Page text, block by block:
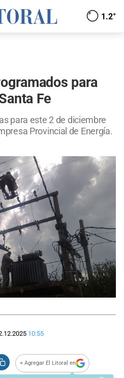
1.2°
para
Fe
para este 2 de diciembre
Provincial de Energía.
10:55
+ Agregar El Litoral en